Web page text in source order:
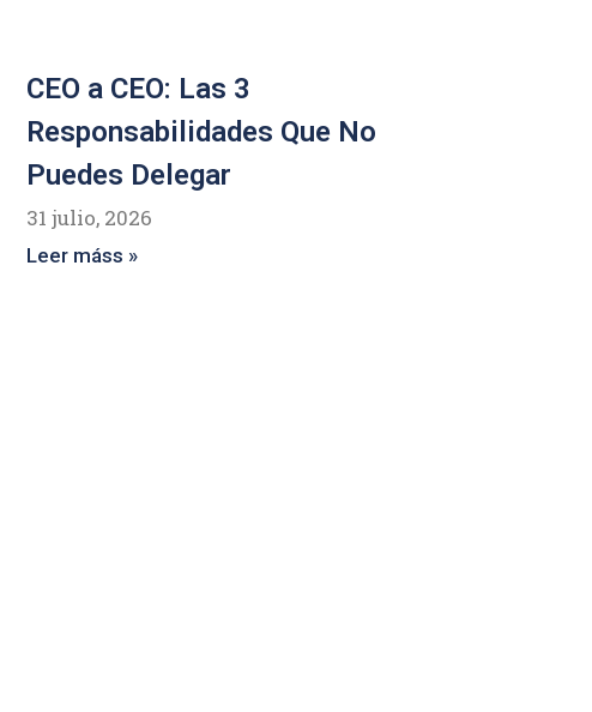
CEO a CEO: Las 3
Responsabilidades Que No
Puedes Delegar
31 julio, 2026
Leer máss »